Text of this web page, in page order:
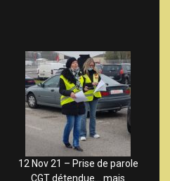
12 Nov 21 – Prise de parole
CGT détendue… mais